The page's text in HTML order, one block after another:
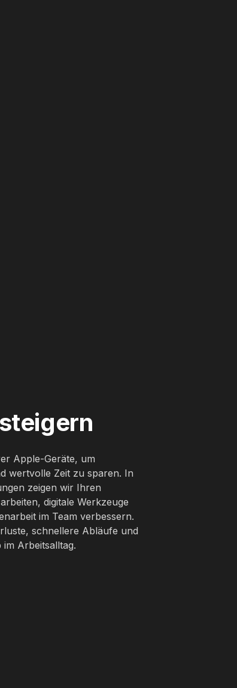
Apple-Geräte, um
wertvolle Zeit zu sparen. In
zeigen wir Ihren
digitale Werkzeuge
im Team verbessern.
schnellere Abläufe und
Arbeitsalltag.